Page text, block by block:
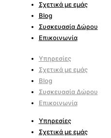
Σχετικά με εμάς
Blog
Συσκευασία Δώρου
Επικοινωνία
Υπηρεσίες
Σχετικά με εμάς
Blog
Συσκευασία Δώρου
Επικοινωνία
Υπηρεσίες
Σχετικά με εμάς